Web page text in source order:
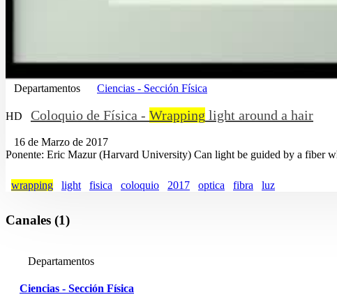
Departamentos Ciencias - Sección Física
HD Coloquio de Física - Wrapping light around a hair
16 de Marzo de 2017
Ponente: Eric Mazur (Harvard University) Can light be guided by a fiber
wrapping light fisica coloquio 2017 optica fibra luz
Canales (1)
Departamentos
Ciencias - Sección Física